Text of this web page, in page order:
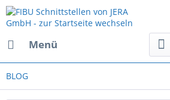
Menü
BLOG